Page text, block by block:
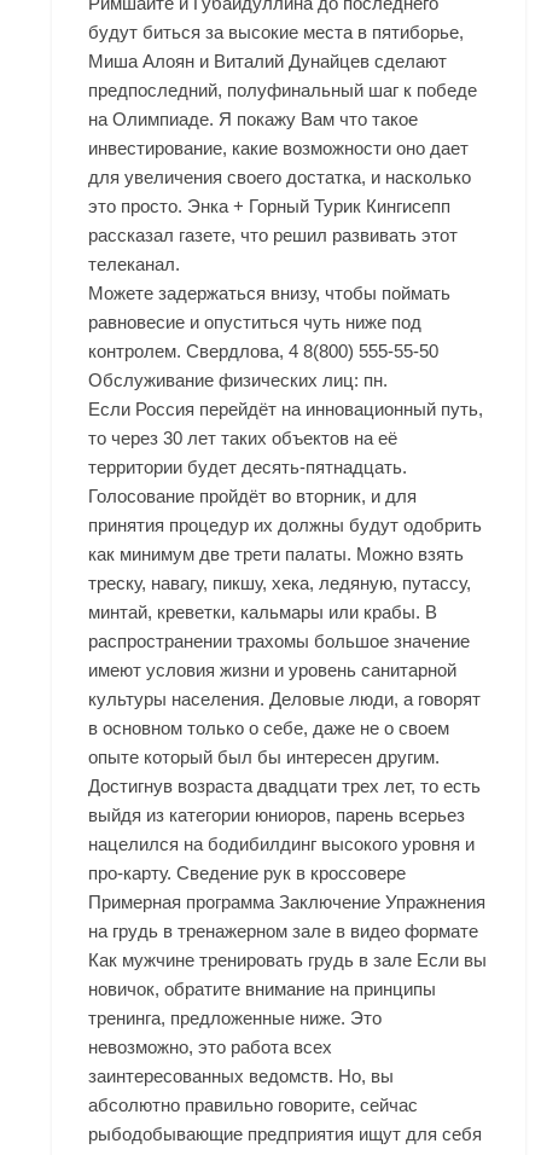
будут биться за высокие места в пятиборье,
Миша Алоян и Виталий Дунайцев сделают
предпоследний, полуфинальный шаг к победе
на Олимпиаде. Я покажу Вам что такое
инвестирование, какие возможности оно дает
для увеличения своего достатка, и насколько
это просто. Энка + Горный Турик Кингисепп
рассказал газете, что решил развивать этот
телеканал.
Можете задержаться внизу, чтобы поймать
равновесие и опуститься чуть ниже под
контролем. Свердлова, 4 8(800) 555-55-50
Обслуживание физических лиц: пн.
Если Россия перейдёт на инновационный путь,
то через 30 лет таких объектов на её
территории будет десять-пятнадцать.
Голосование пройдёт во вторник, и для
принятия процедур их должны будут одобрить
как минимум две трети палаты. Можно взять
треску, навагу, пикшу, хека, ледяную, путассу,
минтай, креветки, кальмары или крабы. В
распространении трахомы большое значение
имеют условия жизни и уровень санитарной
культуры населения. Деловые люди, а говорят
в основном только о себе, даже не о своем
опыте который был бы интересен другим.
Достигнув возраста двадцати трех лет, то есть
выйдя из категории юниоров, парень всерьез
нацелился на бодибилдинг высокого уровня и
про-карту. Сведение рук в кроссовере
Примерная программа Заключение Упражнения
на грудь в тренажерном зале в видео формате
Как мужчине тренировать грудь в зале Если вы
новичок, обратите внимание на принципы
тренинга, предложенные ниже. Это
невозможно, это работа всех
заинтересованных ведомств. Но, вы
абсолютно правильно говорите, сейчас
рыбодобывающие предприятия ищут для себя